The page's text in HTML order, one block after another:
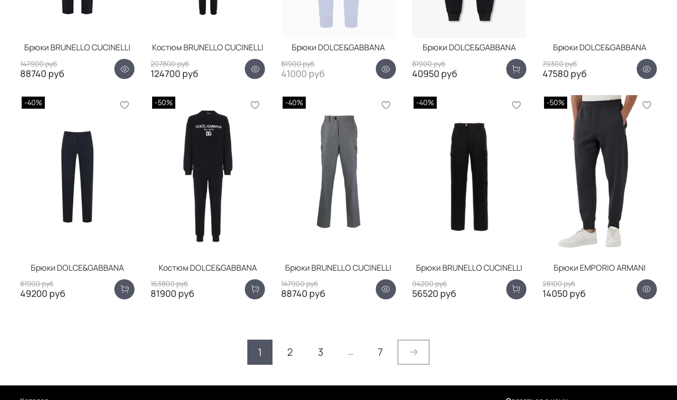
Брюки BRUNELLO CUCINELLI
147900 руб
88740 руб
Костюм BRUNELLO CUCINELLI
207800 руб
124700 руб
Брюки DOLCE&GABBANA
81900 руб
41000 руб
Брюки DOLCE&GABBANA
81900 руб
40950 руб
Брюки DOLCE&GABBANA
79300 руб
47580 руб
-40%
Брюки DOLCE&GABBANA
81900 руб
49200 руб
-50%
Костюм DOLCE&GABBANA
163800 руб
81900 руб
-40%
Брюки BRUNELLO CUCINELLI
147900 руб
88740 руб
-40%
Брюки BRUNELLO CUCINELLI
94200 руб
56520 руб
-50%
Брюки EMPORIO ARMANI
28100 руб
14050 руб
1 2 3 … 7